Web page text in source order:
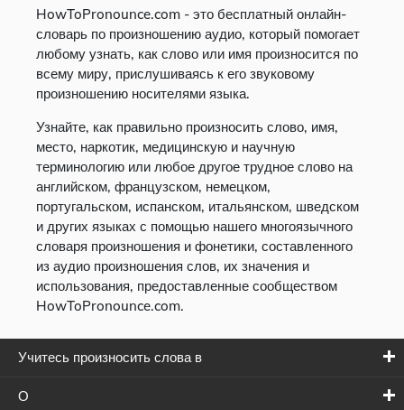
HowToPronounce.com - это бесплатный онлайн-
словарь по произношению аудио, который помогает
любому узнать, как слово или имя произносится по
всему миру, прислушиваясь к его звуковому
произношению носителями языка.
Узнайте, как правильно произносить слово, имя,
место, наркотик, медицинскую и научную
терминологию или любое другое трудное слово на
английском, французском, немецком,
португальском, испанском, итальянском, шведском
и других языках с помощью нашего многоязычного
словаря произношения и фонетики, составленного
из аудио произношения слов, их значения и
использования, предоставленные сообществом
HowToPronounce.com.
Учитесь произносить слова в
О